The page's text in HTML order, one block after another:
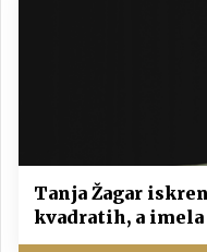
Tanja Žagar
kvadratih, a imela
potrebuje